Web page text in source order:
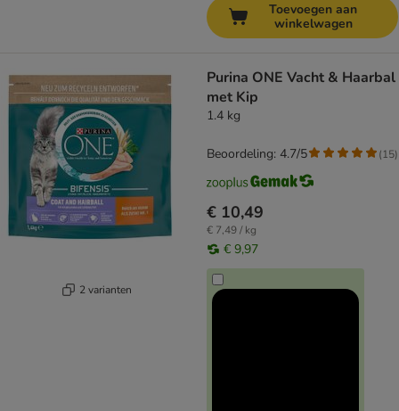
Toevoegen aan
winkelwagen
2 varianten
Purina ONE Vacht & Haarbal
met Kip
1.4 kg
€ 10,49
€ 7,49 / kg
€ 9,97
Beoordeling: 4.7/5 (15)